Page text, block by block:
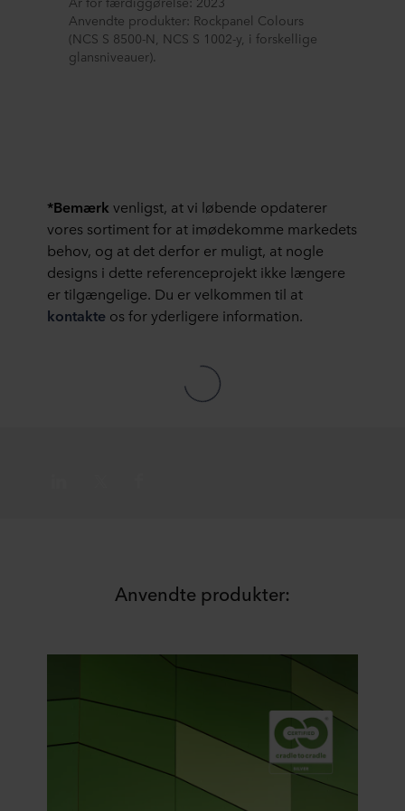
Anvendte produkter: Rockpanel Colours
(NCS S 8500-N, NCS S 1002-y, i forskellige
glansniveauer).
*Bemærk venligst, at vi løbende opdaterer
vores sortiment for at imødekomme markedets
behov, og at det derfor er muligt, at nogle
designs i dette referenceprojekt ikke længere
er tilgængelige. Du er velkommen til at
kontakte os for yderligere information.
Anvendte produkter: